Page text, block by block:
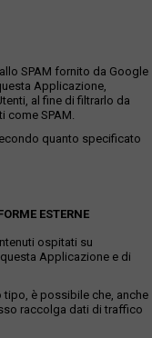
SPAM fornito da Google
Applicazione,
al fine di filtrarlo da
come SPAM.
quanto specificato
ESTERNE
ospitati su
Applicazione e di
è possibile che, anche
raccolga dati di traffico